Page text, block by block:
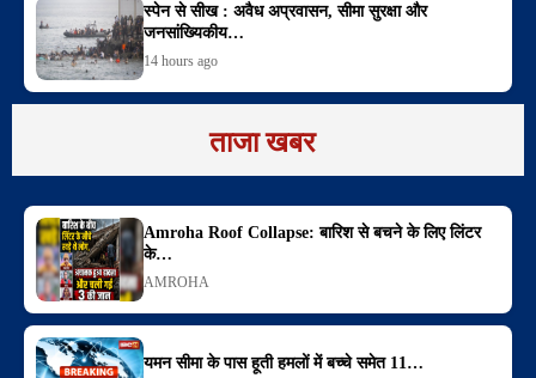
स्पेन से सीख : अवैध अप्रवासन, सीमा सुरक्षा और
जनसांख्यिकीय…
14 hours ago
ताजा खबर
Amroha Roof Collapse: बारिश से बचने के लिए लिंटर
के…
AMROHA
यमन सीमा के पास हूती हमलों में बच्चे समेत 11…